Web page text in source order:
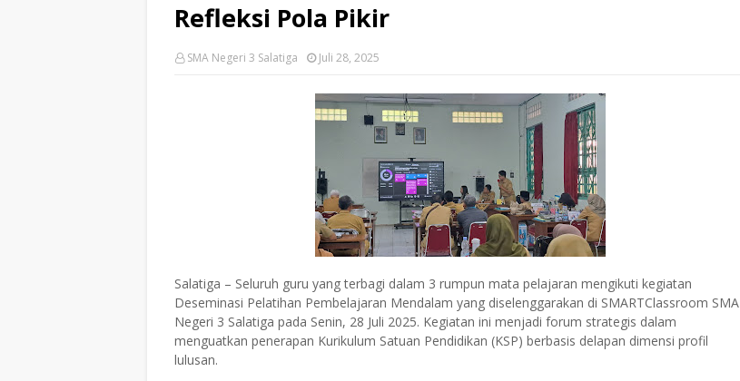
Refleksi Pola Pikir
SMA Negeri 3 Salatiga Juli 28, 2025
Salatiga – Seluruh guru yang terbagi dalam 3 rumpun mata pelajaran mengikuti kegiatan
Deseminasi Pelatihan Pembelajaran Mendalam yang diselenggarakan di SMARTClassroom SMA
Negeri 3 Salatiga pada Senin, 28 Juli 2025. Kegiatan ini menjadi forum strategis dalam
menguatkan penerapan Kurikulum Satuan Pendidikan (KSP) berbasis delapan dimensi profil
lulusan.